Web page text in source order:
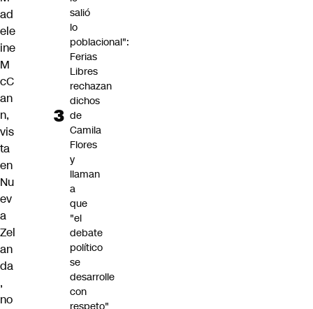
ad
ele
ine
M
cC
an
n,
vis
ta
en
Nu
ev
a
Zel
an
da
,
no
salió
lo
poblacional":
Ferias
Libres
rechazan
dichos
de
Camila
Flores
y
llaman
a
que
"el
debate
político
se
desarrolle
con
respeto"